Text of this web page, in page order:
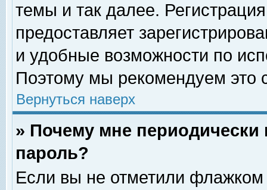
темы и так далее.
предоставляет
и удобные возможности по
Поэтому мы рекомендуем это
Вернуться наверх
» Почему мне
пароль?
Если вы не отметили флажком